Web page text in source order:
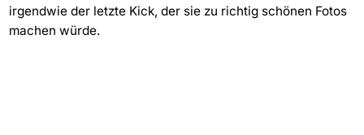
irgendwie der letzte Kick, der sie zu richtig schönen Fotos
machen würde.